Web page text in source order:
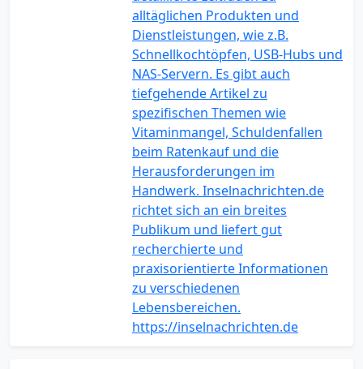
alltäglichen Produkten und
Dienstleistungen, wie z.B.
Schnellkochtöpfen, USB-Hubs und
NAS-Servern. Es gibt auch
tiefgehende Artikel zu
spezifischen Themen wie
Vitaminmangel, Schuldenfallen
beim Ratenkauf und die
Herausforderungen im
Handwerk. Inselnachrichten.de
richtet sich an ein breites
Publikum und liefert gut
recherchierte und
praxisorientierte Informationen
zu verschiedenen
Lebensbereichen.
https://inselnachrichten.de